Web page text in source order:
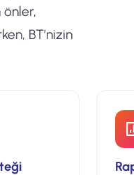
önler,
BT’nizin